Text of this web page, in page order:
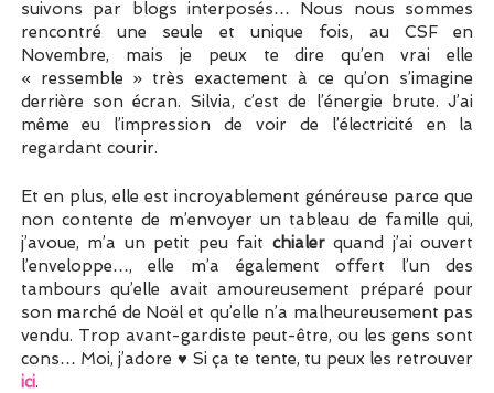
suivons par blogs interposés… Nous nous sommes
rencontré une seule et unique fois, au CSF en
Novembre, mais je peux te dire qu’en vrai elle
« ressemble » très exactement à ce qu’on s’imagine
derrière son écran. Silvia, c’est de l’énergie brute. J’ai
même eu l’impression de voir de l’électricité en la
regardant courir.
Et en plus, elle est incroyablement généreuse parce que
non contente de m’envoyer un tableau de famille qui,
j’avoue, m’a un petit peu fait chialerquand j’ai ouvert
l’enveloppe…, elle m’a également offert l’un des
tambours qu’elle avait amoureusement préparé pour
son marché de Noël et qu’elle n’a malheureusement pas
vendu. Trop avant-gardiste peut-être, ou les gens sont
cons… Moi, j’adore ♥ Si ça te tente, tu peux les retrouver
ici.